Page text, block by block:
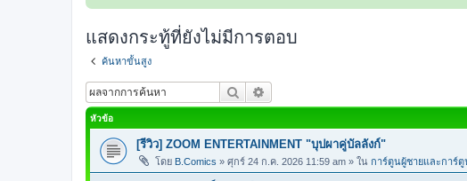
แสดงกระทู้ที่ยังไม่มีการตอบ
ค้นหาขั้นสูง
ค้นหา
หัวข้อ
[รีวิว] ZOOM ENTERTAINMENT "บุปผาคู่บัลลังก์"
โดย B.Comics » ศุกร์ 24 ก.ค. 2026 11:59 am » ใน การ์ตูนผู้ชายและการ์